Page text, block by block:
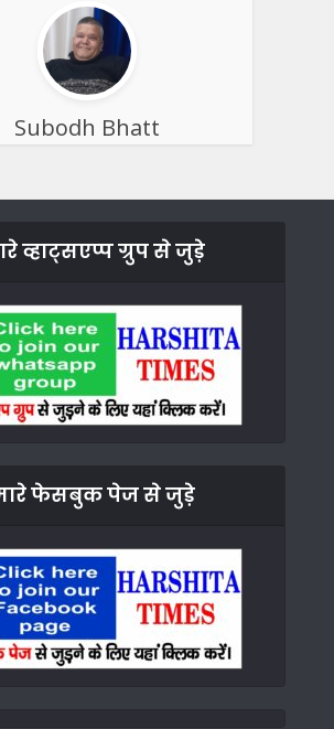
Subodh Bhatt
व्हाट्सएप्प ग्रुप से जुड़े
फेसबुक पेज से जुड़े